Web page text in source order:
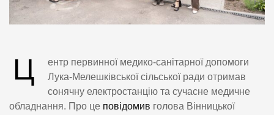
Ц
ентр первинної медико-санітарної допомоги
Лука-Мелешківської сільської ради отримав
сонячну електростанцію та сучасне медичне
обладнання. Про це повідомив голова Вінницької